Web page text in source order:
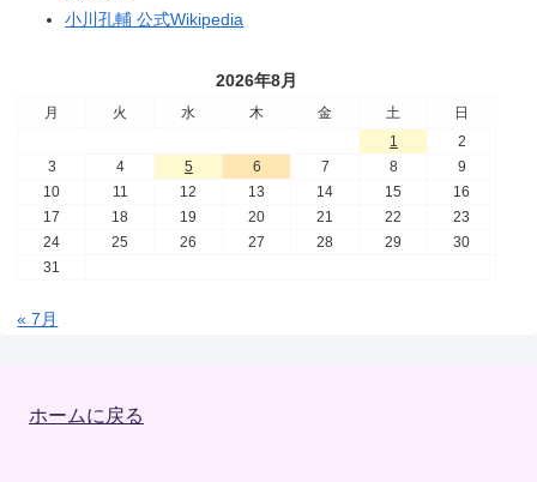
小川孔輔 公式Wikipedia
2026年8月
月 火 水 木 金 土
日
1
2
3
4 5 6 7 8
9
10
11 12 13 14 15
16
17
18 19 20 21 22
23
24
25 26 27 28 29
30
31
« 7月
ホームに戻る